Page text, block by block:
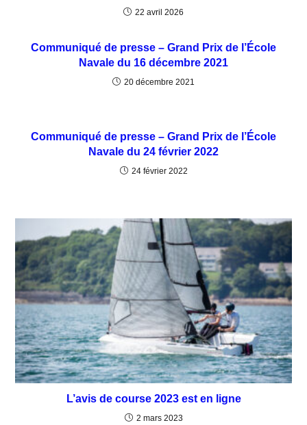
22 avril 2026
Communiqué de presse – Grand Prix de l’École
Navale du 16 décembre 2021
20 décembre 2021
Communiqué de presse – Grand Prix de l’École
Navale du 24 février 2022
24 février 2022
L’avis de course 2023 est en ligne
2 mars 2023